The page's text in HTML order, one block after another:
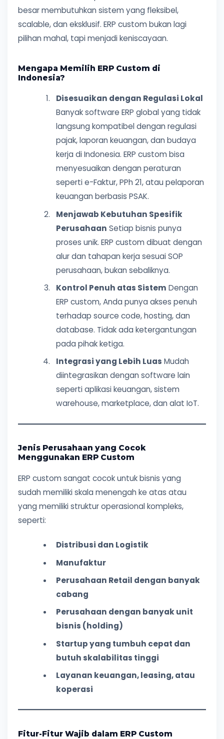
besar membutuhkan sistem yang fleksibel,
scalable, dan eksklusif. ERP custom bukan lagi
pilihan mahal, tapi menjadi keniscayaan.
Mengapa Memilih ERP Custom di
Indonesia?
Disesuaikan dengan Regulasi Lokal
Banyak software ERP global yang tidak
langsung kompatibel dengan regulasi
pajak, laporan keuangan, dan budaya
kerja di Indonesia. ERP custom bisa
menyesuaikan dengan peraturan
seperti e-Faktur, PPh 21, atau pelaporan
keuangan berbasis PSAK.
Menjawab Kebutuhan Spesifik
Perusahaan Setiap bisnis punya
proses unik. ERP custom dibuat dengan
alur dan tahapan kerja sesuai SOP
perusahaan, bukan sebaliknya.
Kontrol Penuh atas Sistem Dengan
ERP custom, Anda punya akses penuh
terhadap source code, hosting, dan
database. Tidak ada ketergantungan
pada pihak ketiga.
Integrasi yang Lebih Luas Mudah
diintegrasikan dengan software lain
seperti aplikasi keuangan, sistem
warehouse, marketplace, dan alat IoT.
Jenis Perusahaan yang Cocok
Menggunakan ERP Custom
ERP custom sangat cocok untuk bisnis yang
sudah memiliki skala menengah ke atas atau
yang memiliki struktur operasional kompleks,
seperti:
Distribusi dan Logistik
Manufaktur
Perusahaan Retail dengan banyak
cabang
Perusahaan dengan banyak unit
bisnis (holding)
Startup yang tumbuh cepat dan
butuh skalabilitas tinggi
Layanan keuangan, leasing, atau
koperasi
Fitur-Fitur Wajib dalam ERP Custom